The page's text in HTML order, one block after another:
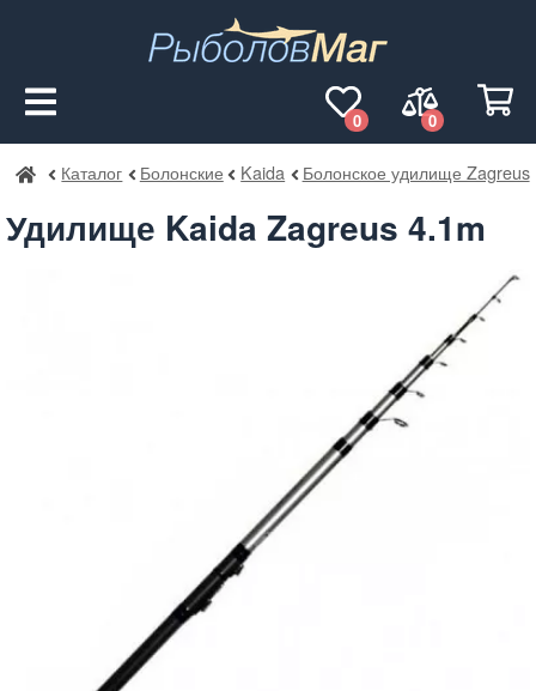
0
0
РыболовМаг
Каталог Болонские Kaida Болонское удилище Zagreus
Удилище Kaida Zagreus 4.1m